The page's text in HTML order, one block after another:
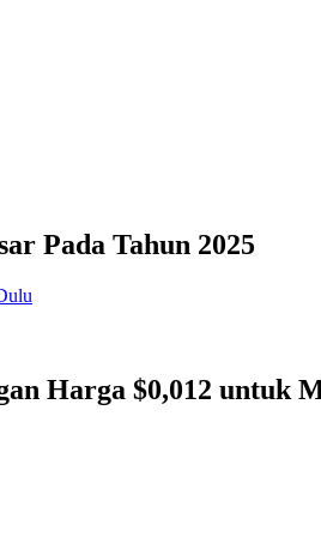
Pada Tahun 2025
Harga $0,012 untuk